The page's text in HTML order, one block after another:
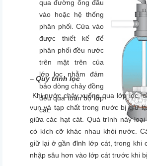
qua đường ống đầu
vào hoặc hệ thống
phân phối. Cửa vào
được thiết kế để
phân phối đều nước
trên mặt trên của
lớp lọc nhằm đảm
bảo dòng chảy đồng
đều qua toàn bộ lớp
cát.
– Quy trình lọc
Khi nước chảy xuống qua lớp lọc,
vụn và tạp chất trong nước bị giữ
giữa các hạt cát. Quá trình này
có kích cỡ khác nhau khỏi nước.
giữ lại ở gần đỉnh lớp cát, trong khi
nhập sâu hơn vào lớp cát trước khi